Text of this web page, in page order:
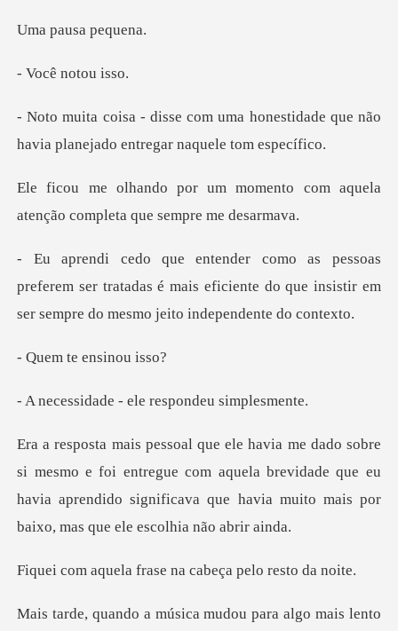
usa pe
notou
honestidade que não
havia planeja
omento com aquela
atenção com
rem ser tratadas é mais eficiente do que insistir em
te ensi
- ele responde
oi entregue com aquela brevidade que eu
havia aprendido significava
frase na cabeça pe